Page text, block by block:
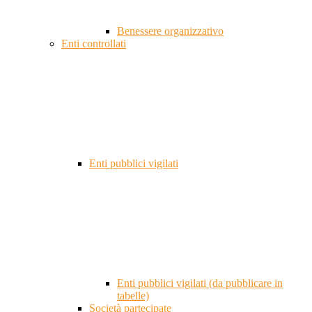
Benessere organizzativo
Enti controllati
Enti pubblici vigilati
Enti pubblici vigilati (da pubblicare in
tabelle)
Società partecipate